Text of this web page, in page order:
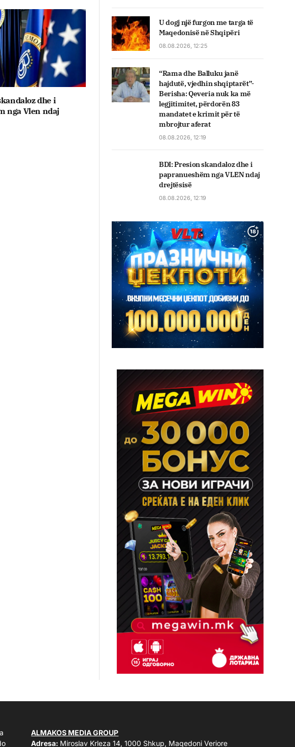
dhe i
nga Vlen ndaj
U dogj një furgon me targa të
Maqedonisë në Shqipëri
08.08.2026, 12:25
“Rama dhe Balluku janë
hajdutë, vjedhin shqiptarët”-
Berisha: Qeveria nuk ka më
legjitimitet, përdorën 83
mandatet e krimit për të
mbrojtur aferat
08.08.2026, 12:19
BDI: Presion skandaloz dhe i
papranueshëm nga VLEN ndaj
drejtësisë
08.08.2026, 12:19
ALMAKOS MEDIA GROUP
Adresa: Miroslav Krleza 14, 1000 Shkup, Maqedoni Veriore